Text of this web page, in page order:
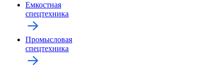
Емкостная
спецтехника
Промысловая
спецтехника